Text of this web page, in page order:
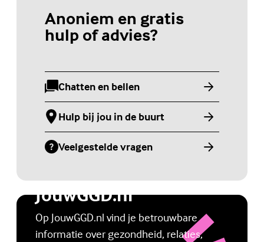
Anoniem en gratis
hulp of advies?
Chatten en bellen
(Externe link)
Hulp bij jou in de buurt
(Externe link)
Veelgestelde vragen
(Externe link)
Jongerenwebsite
JouwGGD.nl
Op JouwGGD.nl vind je betrouwbare
informatie over gezondheid, relaties,